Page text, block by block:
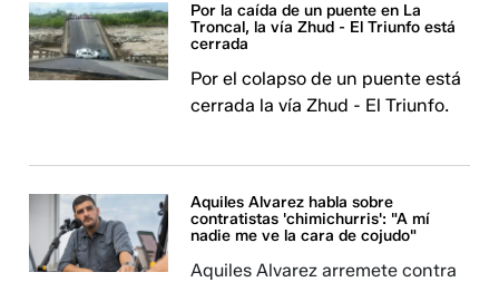
Por la caída de un puente en La
Troncal, la vía Zhud - El Triunfo está
cerrada
Por el colapso de un puente está
cerrada la vía Zhud - El Triunfo.
Aquiles Alvarez habla sobre
contratistas 'chimichurris': "A mí
nadie me ve la cara de cojudo"
Aquiles Alvarez arremete contra